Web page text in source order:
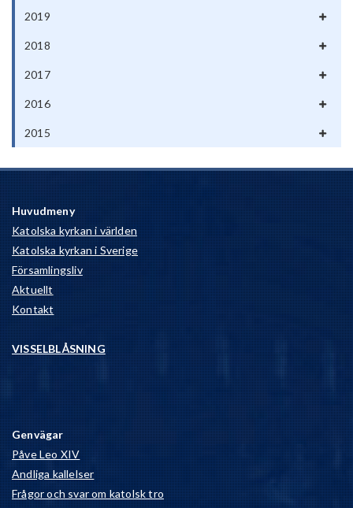
2019
2018
2017
2016
2015
Huvudmeny
Katolska kyrkan i världen
Katolska kyrkan i Sverige
Församlingsliv
Aktuellt
Kontakt
VISSELBLÅSNING
Genvägar
Påve Leo XIV
Andliga kallelser
Frågor och svar om katolsk tro